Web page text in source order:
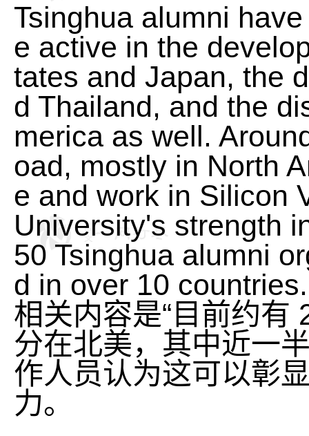
Tsinghua alumni
e active in the
tates and Japan, the
d Thailand, and the
merica as well.
oad, mostly in North
e and work in Silicon
University's strength
50 Tsinghua alumni
d in over 10 countries.
相关内容是“目前约有
分在北美，其中近一
作人员认为这可以彰
力。